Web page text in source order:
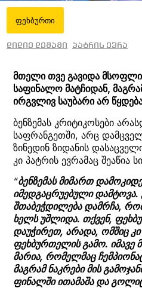
ფეხბურთი
დიდიე დეშამი პატრის ევრა
მთელი თვე გავიდა
საფინალო მატჩიდან,
ირგვლივ საუბარი არ
ბენზემას კრიტიკოსები
საფრანგეთში, არც
ზინედინ ზიდანის
კი პატრის ევრამაც შეაწია
“ბენზემას მიმართ
იმედგაცრუებული დამტოვა.
შთაბეჭდილება დამრჩა, რომ
ხელს უშლიდა. თქვენ,
დაუჭირეთ, არადა, ომშიც
ფეხბურთელის გამო. იმავე
მარია, რომელმაც
მაგრამ ნაკრები მის
ფინალში ითამაშა და